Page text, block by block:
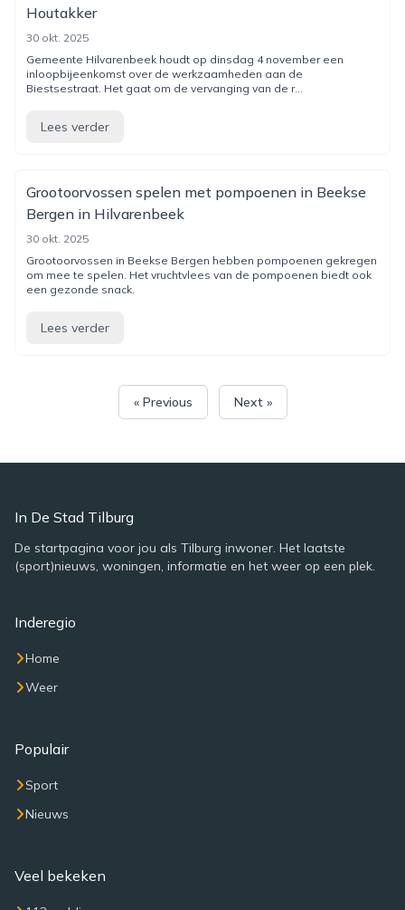
Houtakker
30 okt. 2025
Gemeente Hilvarenbeek houdt op dinsdag 4 november een
inloopbijeenkomst over de werkzaamheden aan de
Biestsestraat. Het gaat om de vervanging van de r...
Lees verder
Grootoorvossen spelen met pompoenen in Beekse
Bergen in Hilvarenbeek
30 okt. 2025
Grootoorvossen in Beekse Bergen hebben pompoenen gekregen
om mee te spelen. Het vruchtvlees van de pompoenen biedt ook
een gezonde snack.
Lees verder
« Previous Next »
In De Stad Tilburg
De startpagina voor jou als Tilburg inwoner. Het laatste
(sport)nieuws, woningen, informatie en het weer op een plek.
Inderegio
Home
Weer
Populair
Sport
Nieuws
Veel bekeken